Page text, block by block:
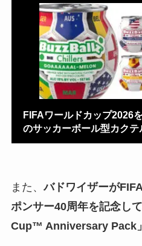
FIFAワールドカップ2026
のサッカーボール型カク
また、バドワイザーが
ポンサー40周年を記念し
Cup™ Anniversary Pack」